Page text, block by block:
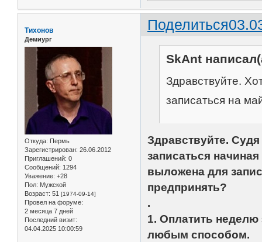
Поделиться
Тихонов
Демиург
Откуда: Пермь
Зарегистрирован: 26.06.2012
Приглашений: 0
Сообщений: 1294
Уважение: +28
Пол: Мужской
Возраст: 51 [1974-09-14]
Провел на форуме:
2 месяца 7 дней
Последний визит:
04.04.2025 10:00:59
SkAnt
Здравствуйте.
записаться на
Здравствуйте.
записаться
выложена для
предпринять?
.
1. Оплатить
любым способом.